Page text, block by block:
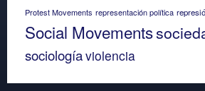
Protest Movements representación política
Social Movements
sociologíaviolencia